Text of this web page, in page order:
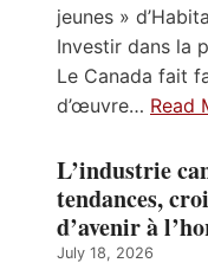
jeunes »
Investir dans la
Le Canada fait
d’œuvre… Read
L’industrie
tendances,
d’avenir à
July 18, 2026